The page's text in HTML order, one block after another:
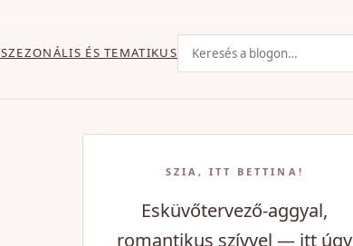
SZEZONÁLIS ÉS TEMATIKUS Keresés
SZIA, ITT BETTINA!
Esküvőtervező-aggyal,
romantikus szívvel — itt úgy